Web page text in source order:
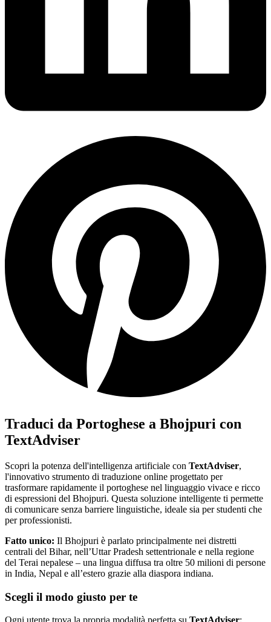
Traduci da Portoghese a Bhojpuri con
TextAdviser
Scopri la potenza dell'intelligenza artificiale con TextAdviser,
l'innovativo strumento di traduzione online progettato per
trasformare rapidamente il portoghese nel linguaggio vivace e ricco
di espressioni del Bhojpuri. Questa soluzione intelligente ti permette
di comunicare senza barriere linguistiche, ideale sia per studenti che
per professionisti.
Fatto unico: Il Bhojpuri è parlato principalmente nei distretti
centrali del Bihar, nell’Uttar Pradesh settentrionale e nella regione
del Terai nepalese – una lingua diffusa tra oltre 50 milioni di persone
in India, Nepal e all’estero grazie alla diaspora indiana.
Scegli il modo giusto per te